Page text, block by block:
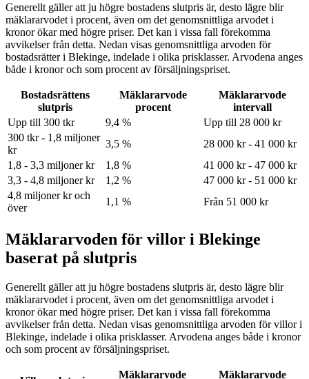
Generellt gäller att ju högre bostadens slutpris är, desto lägre blir
mäklararvodet i procent, även om det genomsnittliga arvodet i
kronor ökar med högre priser. Det kan i vissa fall förekomma
avvikelser från detta. Nedan visas genomsnittliga arvoden för
bostadsrätteri Blekinge, indelade i olika prisklasser. Arvodena anges
både i kronor och som procent av försäljningspriset.
Bostadsrättens
slutpris
Mäklararvode
procent
Mäklararvode
intervall
Upp till 300 tkr
9,4 %
Upp till 28 000 kr
300 tkr - 1,8 miljoner
kr
3,5 %
28 000 kr - 41 000 kr
1,8 - 3,3 miljoner kr
1,8 %
41 000 kr - 47 000 kr
3,3 - 4,8 miljoner kr
1,2 %
47 000 kr - 51 000 kr
4,8 miljoner kr och
över
1,1 % Från 51 000 kr
Mäklararvoden för villor i Blekinge
baserat på slutpris
Generellt gäller att ju högre bostadens slutpris är, desto lägre blir
mäklararvodet i procent, även om det genomsnittliga arvodet i
kronor ökar med högre priser. Det kan i vissa fall förekomma
avvikelser från detta. Nedan visas genomsnittliga arvoden förvillori
Blekinge, indelade i olika prisklasser. Arvodena anges både i kronor
och som procent av försäljningspriset.
Mäklararvode
Mäklararvode